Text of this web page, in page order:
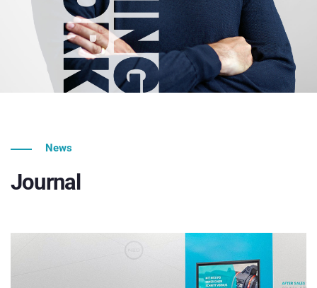
News
Journal